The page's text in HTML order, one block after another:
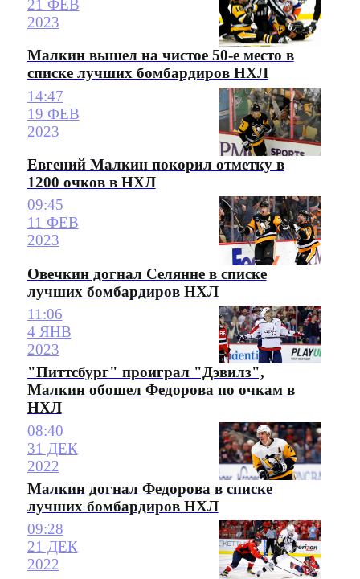
21 ФЕВ
2023
Малкин вышел на чистое 50-е место в
списке лучших бомбардиров НХЛ
14:47
19 ФЕВ
2023
Евгений Малкин покорил отметку в
1200 очков в НХЛ
09:45
11 ФЕВ
2023
Овечкин догнал Селянне в списке
лучших бомбардиров НХЛ
11:06
4 ЯНВ
2023
"Питтсбург" проиграл "Дэвилз",
Малкин обошел Федорова по очкам в
НХЛ
08:40
31 ДЕК
2022
Малкин догнал Федорова в списке
лучших бомбардиров НХЛ
09:28
21 ДЕК
2022